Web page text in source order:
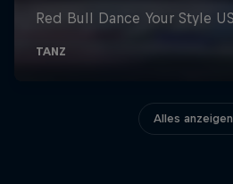
Alles anzeigen